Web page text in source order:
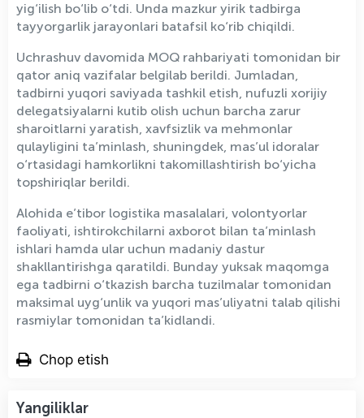
yig‘ilish bo‘lib o‘tdi. Unda mazkur yirik tadbirga
tayyorgarlik jarayonlari batafsil ko‘rib chiqildi.
Uchrashuv davomida MOQ rahbariyati tomonidan bir
qator aniq vazifalar belgilab berildi. Jumladan,
tadbirni yuqori saviyada tashkil etish, nufuzli xorijiy
delegatsiyalarni kutib olish uchun barcha zarur
sharoitlarni yaratish, xavfsizlik va mehmonlar
qulayligini ta’minlash, shuningdek, mas’ul idoralar
o‘rtasidagi hamkorlikni takomillashtirish bo‘yicha
topshiriqlar berildi.
Alohida e’tibor logistika masalalari, volontyorlar
faoliyati, ishtirokchilarni axborot bilan ta’minlash
ishlari hamda ular uchun madaniy dastur
shakllantirishga qaratildi. Bunday yuksak maqomga
ega tadbirni o‘tkazish barcha tuzilmalar tomonidan
maksimal uyg‘unlik va yuqori mas’uliyatni talab qilishi
rasmiylar tomonidan ta’kidlandi.
Chop etish
Yangiliklar